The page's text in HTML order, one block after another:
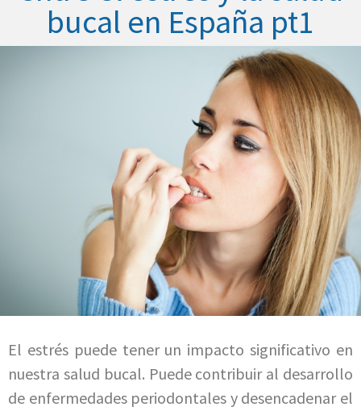
bucal en España pt1
El estrés puede tener un impacto significativo en
nuestra salud bucal. Puede contribuir al desarrollo
de enfermedades periodontales y desencadenar el